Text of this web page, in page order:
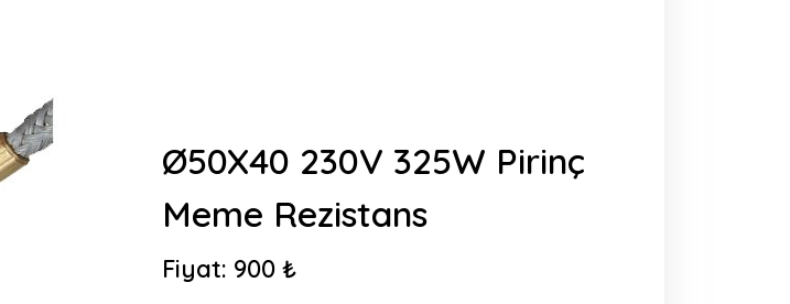
Ø50X40 230V 325W Pirinç
Meme Rezistans
Fiyat: 900 ₺